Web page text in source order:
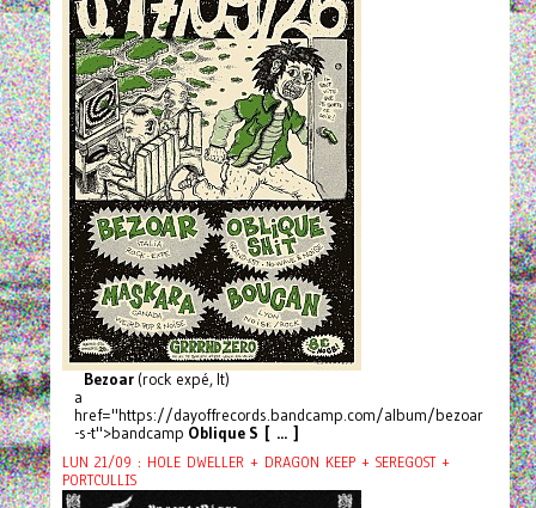
Bezoar(rock expé, It)
a
href="https://dayoffrecords.bandcamp.com/album/bezoar
-s-t">bandcamp Oblique S [ ... ]
LUN 21/09 : HOLE DWELLER + DRAGON KEEP + SEREGOST +
PORTCULLIS